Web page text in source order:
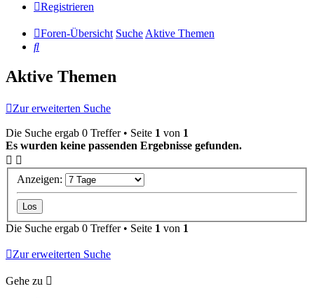
Registrieren
Foren-Übersicht SucheAktive Themen
Suche
Aktive Themen
Zur erweiterten Suche
Die Suche ergab 0 Treffer • Seite 1 von 1
Es wurden keine passenden Ergebnisse gefunden.
Anzeigen:
Die Suche ergab 0 Treffer • Seite 1 von 1
Zur erweiterten Suche
Gehe zu